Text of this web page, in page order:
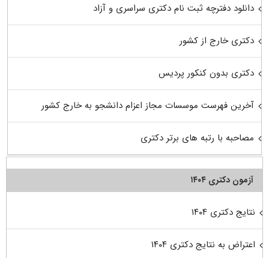
دانلود دفترچه ثبت نام دکتری سراسری و آزاد
دکتری خارج از کشور
دکتری بدون کنکور پردیس
آخرین فهرست موسسات مجاز اعزام دانشجو به خارج کشور
مصاحبه با رتبه های برتر دکتری
آزمون دکتری ۱۴۰۴
نتایج دکتری ۱۴۰۴
اعتراض به نتایج دکتری ۱۴۰۴